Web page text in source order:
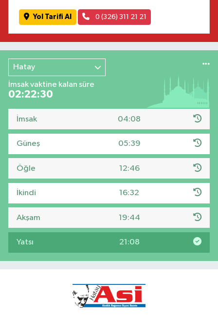
Yol Tarifi Al 0 (326) 311 21 21
Hatay
İmsak vaktine kalan süre
02:22:30
İmsak 04:08
Güneş 05:39
Öğle 12:46
İkindi 16:32
Akşam 19:44
Yatsı 21:08